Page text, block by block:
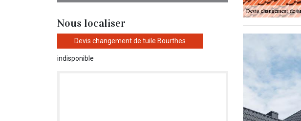
Nous localiser
Devis changement de tuile Bourthes
indisponible